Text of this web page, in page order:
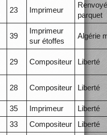
23 Imprimeur
parquet
39
Imprimeur
sur étoffes
Algérie
29 Compositeur Liberté
28 Compositeur Liberté
35 Imprimeur
Liberté
33 Compositeur Liberté